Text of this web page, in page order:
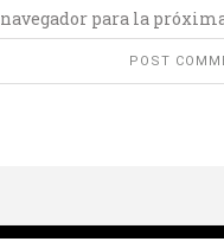
para la